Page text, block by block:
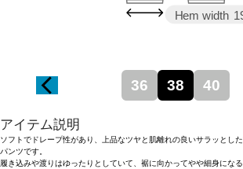
Hem width
36 38 40
アイテム説明
ソフトでドレープ性があり、上品なツヤと肌離れの良いサラッとし
パンツです。
履き込みや渡りはゆったりとしていて、裾に向かってやや細身にな